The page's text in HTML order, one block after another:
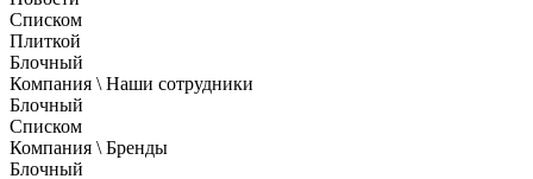
Списком
Плиткой
Блочный
Компания \ Наши сотрудники
Блочный
Списком
Компания \ Бренды
Блочный